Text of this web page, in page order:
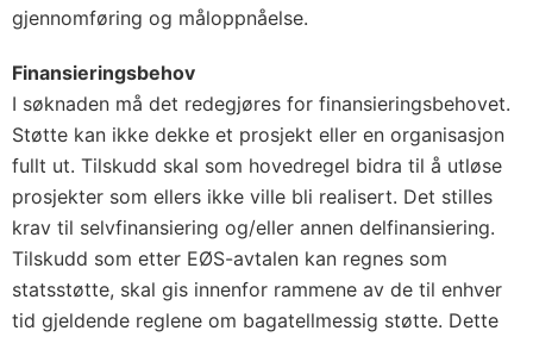
gjennomføring og måloppnåelse.
Finansieringsbehov
I søknaden må det redegjøres for finansieringsbehovet.
Støtte kan ikke dekke et prosjekt eller en organisasjon
fullt ut. Tilskudd skal som hovedregel bidra til å utløse
prosjekter som ellers ikke ville bli realisert. Det stilles
krav til selvfinansiering og/eller annen delfinansiering.
Tilskudd som etter EØS-avtalen kan regnes som
statsstøtte, skal gis innenfor rammene av de til enhver
tid gjeldende reglene om bagatellmessig støtte. Dette